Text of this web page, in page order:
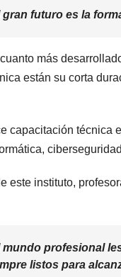
gran futuro es la
más
están su corta
capacitación técnica
este instituto,
mundo profesional
listos para